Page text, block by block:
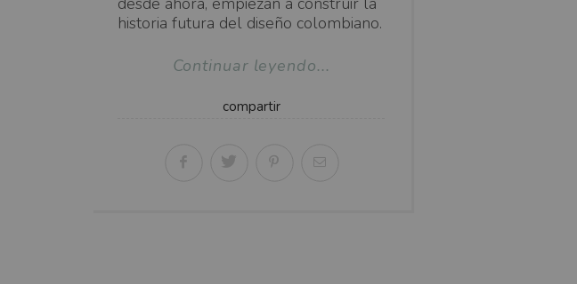
historia futura del diseño colombiano.
Continuar leyendo...
compartir